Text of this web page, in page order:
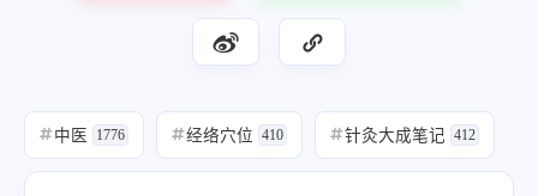
#中医 1776 #经络穴位 410 #针灸大成笔记 412